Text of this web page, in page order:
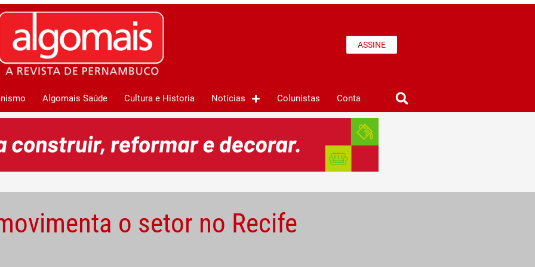
ASSINE
Algomais Saúde Cultura e Historia Notícias Colunistas Conta
o setor no Recife